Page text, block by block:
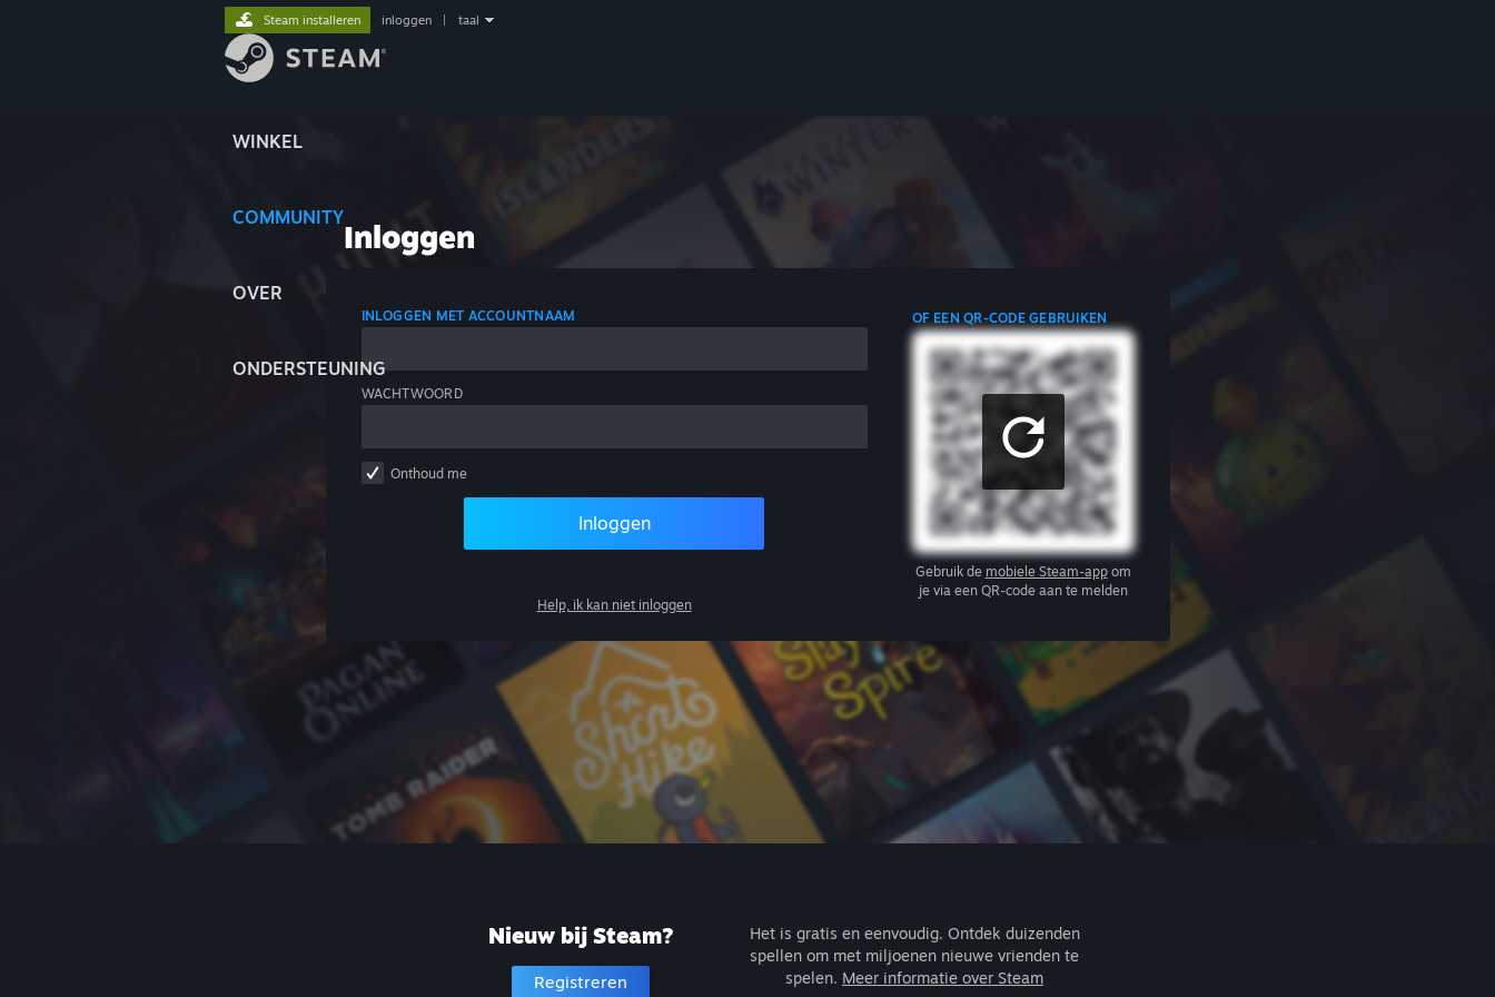
WINKEL
COMMUNITY
OVER
ONDERSTEUNING
Steam installeren inloggen taal
Inloggen
INLOGGEN MET ACCOUNTNAAM
WACHTWOORD
Onthoud me
Inloggen
Help, ik kan niet inloggen
OF EEN QR-CODE GEBRUIKEN
Gebruik de mobiele Steam-appom
je via een QR-code aan te melden
Nieuw bij Steam?
Registreren
Het is gratis en eenvoudig. Ontdek duizenden
spellen om met miljoenen nieuwe vrienden te
spelen. Meer informatie over Steam